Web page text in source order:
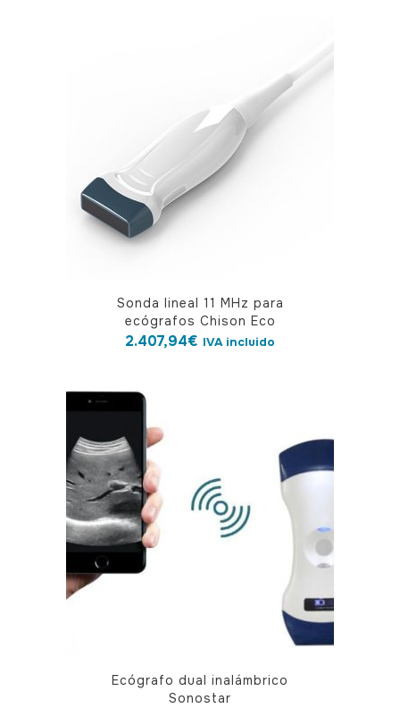
Sonda lineal 11 MHz para
ecógrafos Chison Eco
2.407,94€ IVA incluido
Ecógrafo dual inalámbrico
Sonostar